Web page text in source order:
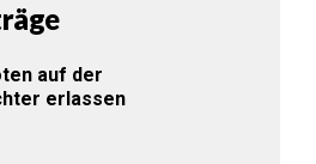
auf der
erlassen